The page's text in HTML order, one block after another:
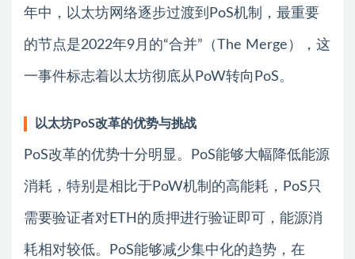
年中，以太坊网络逐步过渡到PoS机制，最重要
的节点是2022年9月的“合并”（The Merge），这
一事件标志着以太坊彻底从PoW转向PoS。
以太坊PoS改革的优势与挑战
PoS改革的优势十分明显。PoS能够大幅降低能源
消耗，特别是相比于PoW机制的高能耗，PoS只
需要验证者对ETH的质押进行验证即可，能源消
耗相对较低。PoS能够减少集中化的趋势，在